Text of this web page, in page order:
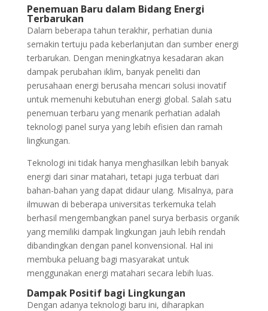
Penemuan Baru dalam Bidang Energi
Terbarukan
Dalam beberapa tahun terakhir, perhatian dunia
semakin tertuju pada keberlanjutan dan sumber energi
terbarukan. Dengan meningkatnya kesadaran akan
dampak perubahan iklim, banyak peneliti dan
perusahaan energi berusaha mencari solusi inovatif
untuk memenuhi kebutuhan energi global. Salah satu
penemuan terbaru yang menarik perhatian adalah
teknologi panel surya yang lebih efisien dan ramah
lingkungan.
Teknologi ini tidak hanya menghasilkan lebih banyak
energi dari sinar matahari, tetapi juga terbuat dari
bahan-bahan yang dapat didaur ulang. Misalnya, para
ilmuwan di beberapa universitas terkemuka telah
berhasil mengembangkan panel surya berbasis organik
yang memiliki dampak lingkungan jauh lebih rendah
dibandingkan dengan panel konvensional. Hal ini
membuka peluang bagi masyarakat untuk
menggunakan energi matahari secara lebih luas.
Dampak Positif bagi Lingkungan
Dengan adanya teknologi baru ini, diharapkan